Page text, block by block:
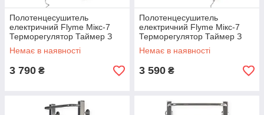
Полотенцесушитель
електричний Flyme Мікс-7
Терморегулятор Таймер З
лівим підключенням.
Немає в наявності
3 790 ₴
Полотенцесушитель
електричний Flyme Мікс-7
Терморегулятор Таймер З
правим підключенням.
Немає в наявності
3 590 ₴